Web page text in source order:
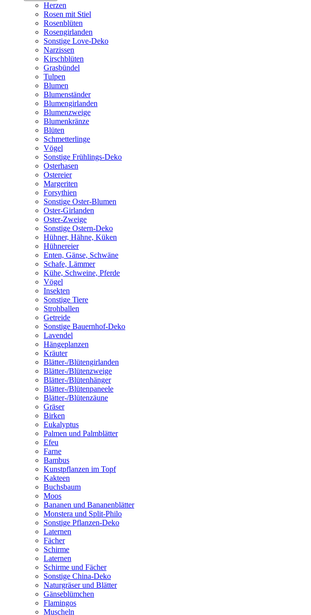
Herzen
Rosen mit Stiel
Rosenblüten
Rosengirlanden
Sonstige Love-Deko
Narzissen
Kirschblüten
Grasbündel
Tulpen
Blumen
Blumenständer
Blumengirlanden
Blumenzweige
Blumenkränze
Blüten
Schmetterlinge
Vögel
Sonstige Frühlings-Deko
Osterhasen
Ostereier
Margeriten
Forsythien
Sonstige Oster-Blumen
Oster-Girlanden
Oster-Zweige
Sonstige Ostern-Deko
Hühner, Hähne, Küken
Hühnereier
Enten, Gänse, Schwäne
Schafe, Lämmer
Kühe, Schweine, Pferde
Vögel
Insekten
Sonstige Tiere
Strohballen
Getreide
Sonstige Bauernhof-Deko
Lavendel
Hängeplanzen
Kräuter
Blätter-/Blütengirlanden
Blätter-/Blütenzweige
Blätter-/Blütenhänger
Blätter-/Blütenpaneele
Blätter-/Blütenzäune
Gräser
Birken
Eukalyptus
Palmen und Palmblätter
Efeu
Farne
Bambus
Kunstpflanzen im Topf
Kakteen
Buchsbaum
Moos
Bananen und Bananenblätter
Monstera und Split-Philo
Sonstige Pflanzen-Deko
Laternen
Fächer
Schirme
Laternen
Schirme und Fächer
Sonstige China-Deko
Naturgräser und Blätter
Gänseblümchen
Flamingos
Muscheln